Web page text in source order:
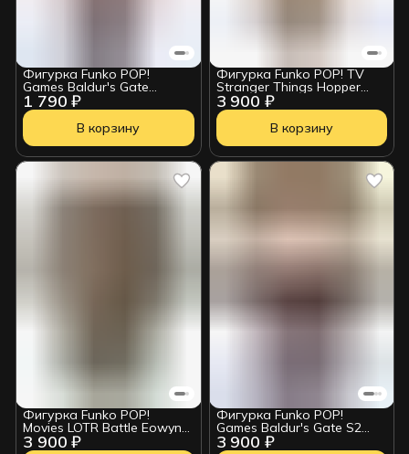
1 790 ₽
Фигурка Funko POP!
Games Baldur's Gate
Astarion w/Chase (1017)
84955
В корзину
3 900 ₽
Фигурка Funko POP! TV
Stranger Things Hopper
w/Donut w/Chase (512)
14425
В корзину
3 900 ₽
Фигурка Funko POP!
Movies LOTR Battle Eowyn
w/Chase (1743) 51527
3 900 ₽
Фигурка Funko POP!
Games Baldur's Gate S2
Gale w/Chase (1146) 88347